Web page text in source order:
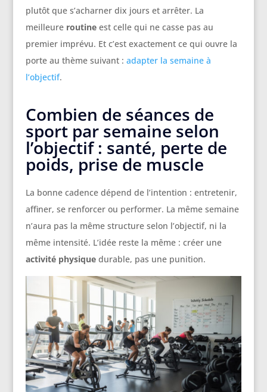
plutôt que s’acharner dix jours et arrêter. La
meilleure routineest celle qui ne casse pas au
premier imprévu. Et c’est exactement ce qui ouvre la
porte au thème suivant : adapter la semaine à
l’objectif.
Combien de séances de
sport par semaine selon
l’objectif : santé, perte de
poids, prise de muscle
La bonne cadence dépend de l’intention : entretenir,
affiner, se renforcer ou performer. La même semaine
n’aura pas la même structure selon l’objectif, ni la
même intensité. L’idée reste la même : créer une
activité physiquedurable, pas une punition.